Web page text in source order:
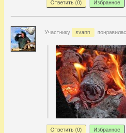
Ответить (0) Избранное
Участнику svann
Ответить (0) Избранное